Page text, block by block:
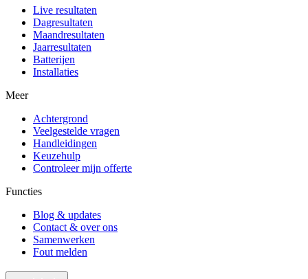
Live resultaten
Dagresultaten
Maandresultaten
Jaarresultaten
Batterijen
Installaties
Meer
Achtergrond
Veelgestelde vragen
Handleidingen
Keuzehulp
Controleer mijn offerte
Functies
Blog & updates
Contact & over ons
Samenwerken
Fout melden